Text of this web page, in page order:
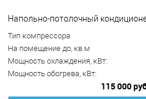
Напольно-потолочный
Тип компрессора
На помещение до, кв.м
Мощность охлаждения, кВт:
Мощность обогрева, кВт:
115 000